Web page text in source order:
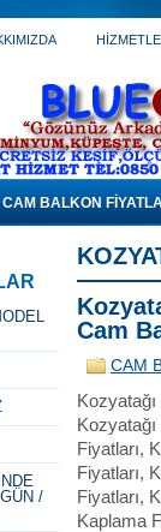
CAM BALKON
Cam
CAM
Fiyatları,
Fiyatları,
Fiyatları,
Kaplama
/